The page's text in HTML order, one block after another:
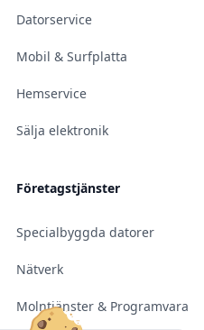
Datorservice
Mobil & Surfplatta
Hemservice
Sälja elektronik
Företagstjänster
Specialbyggda datorer
Nätverk
Molntjänster & Programvara